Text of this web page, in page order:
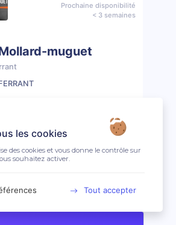
Prochaine disponibilité
< 3 semaines
muguet
rendez-vous
les cookies
des cookies et vous donne le contrôle sur
souhaitez activer.
Tout accepter